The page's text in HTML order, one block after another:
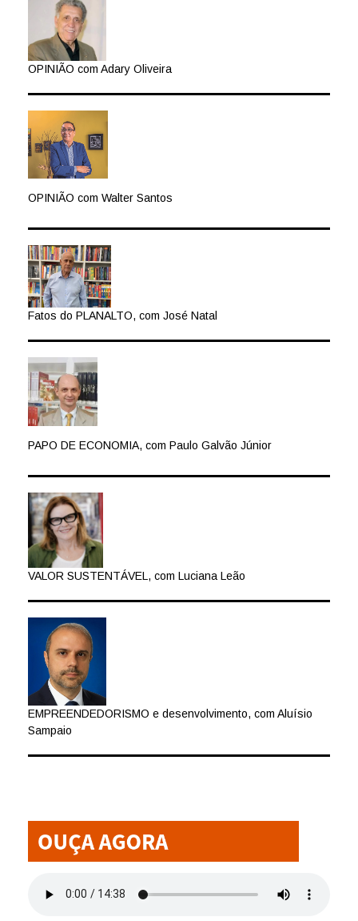
OPINIÃO com Adary Oliveira
OPINIÃO com Walter Santos
Fatos do PLANALTO, com José Natal
PAPO DE ECONOMIA, com Paulo Galvão Júnior
VALOR SUSTENTÁVEL, com Luciana Leão
EMPREENDEDORISMO e desenvolvimento, com Aluísio
Sampaio